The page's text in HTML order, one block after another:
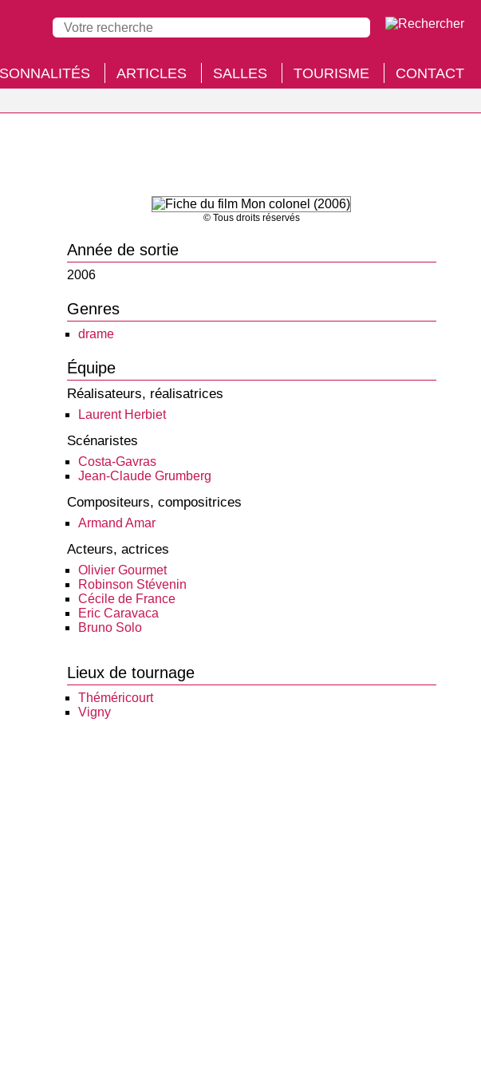
ARTICLES SALLES TOURISME CONTACT
© Tous droits réservés
Année de sortie
2006
Genres
drame
Équipe
Réalisateurs, réalisatrices
Laurent Herbiet
Scénaristes
Costa-Gavras
Jean-Claude Grumberg
Compositeurs, compositrices
Armand Amar
Acteurs, actrices
Olivier Gourmet
Robinson Stévenin
Cécile de France
Eric Caravaca
Bruno Solo
Lieux de tournage
Théméricourt
Vigny